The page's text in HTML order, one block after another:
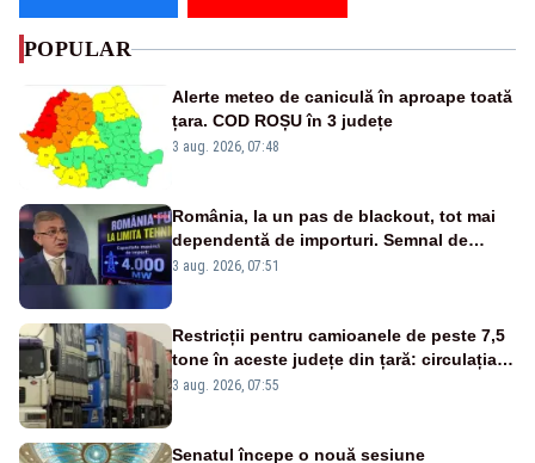
POPULAR
Alerte meteo de caniculă în aproape toată
țara. COD ROȘU în 3 județe
3 aug. 2026, 07:48
România, la un pas de blackout, tot mai
dependentă de importuri. Semnal de
alarmă tras de un expert în energie
3 aug. 2026, 07:51
Restricții pentru camioanele de peste 7,5
tone în aceste județe din țară: circulația
este interzisă luni, între orele 12:00 și
3 aug. 2026, 07:55
Senatul începe o nouă sesiune